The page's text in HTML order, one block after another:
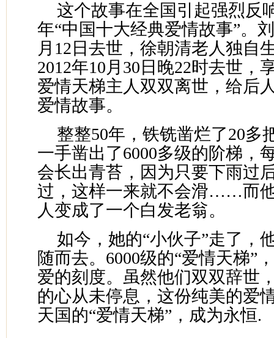
这个故事在全国引起强烈反
年“中国十大经典爱情故事”。
月12日去世，徐朝清老人独自
2012年10月30日晚22时去世，
爱情天梯主人双双离世，给后
爱情故事。
整整50年，铁铣凿烂了20多
一手凿出了6000多级的阶梯，
会长出青苔，因为只要下雨过
过，这样一来就不会滑……而
人变成了一个白发老翁。
如今，她的“小伙子”走了，
随而去。6000级的“爱情天梯”
爱的刻度。虽然他们双双辞世
的心从未停息，这份纯美的爱
天国的“爱情天梯”，成为永恒.